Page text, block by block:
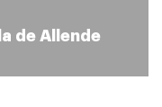
de Allende